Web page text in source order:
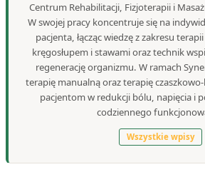
Centrum Rehabilitacji, Fizjoterapii i
W swojej pracy koncentruje się na
pacjenta, łącząc wiedzę z zakresu
kręgosłupem i stawami oraz technik
regenerację organizmu. W ramach
terapię manualną oraz terapię
pacjentom w redukcji bólu, napięcia i
codziennego
Wszystkie wpisy